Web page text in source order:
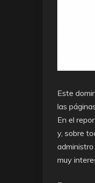
Este
las
En el
y, sobre
muy